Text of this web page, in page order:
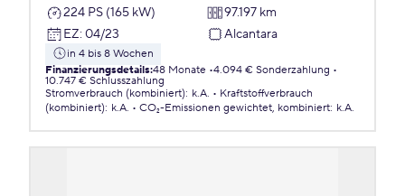
224 PS (165 kW)
97.197 km
EZ: 04/23 Alcantara
in 4 bis 8 Wochen
Finanzierungsdetails:48 Monate 4.094 € Sonderzahlung
10.747 € Schlusszahlung
Stromverbrauch (kombiniert): k.A.
Kraftstoffverbrauch
(kombiniert): k.A. CO₂-Emissionen gewichtet, kombiniert: k.A.